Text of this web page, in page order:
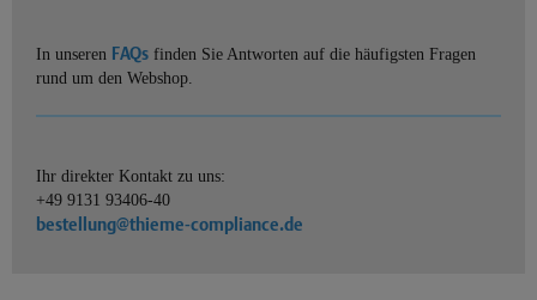
In unseren FAQs finden Sie Antworten auf die häufigsten Fragen
rund um den Webshop.
Ihr direkter Kontakt zu uns:
+49 9131 93406-40
bestellung@thieme-compliance.de